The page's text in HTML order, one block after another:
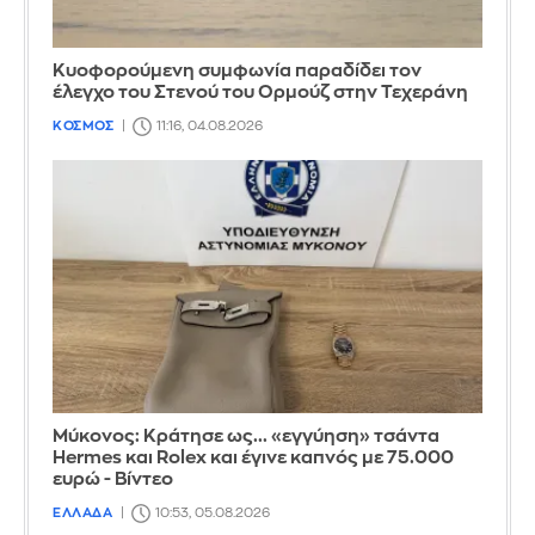
Κυοφορούμενη συμφωνία παραδίδει τον
έλεγχο του Στενού του Ορμούζ στην Τεχεράνη
ΚΟΣΜΟΣ 11:16, 04.08.2026
Μύκονος: Κράτησε ως... «εγγύηση» τσάντα
Hermes και Rolex και έγινε καπνός με 75.000
ευρώ - Βίντεο
ΕΛΛΑΔΑ 10:53, 05.08.2026